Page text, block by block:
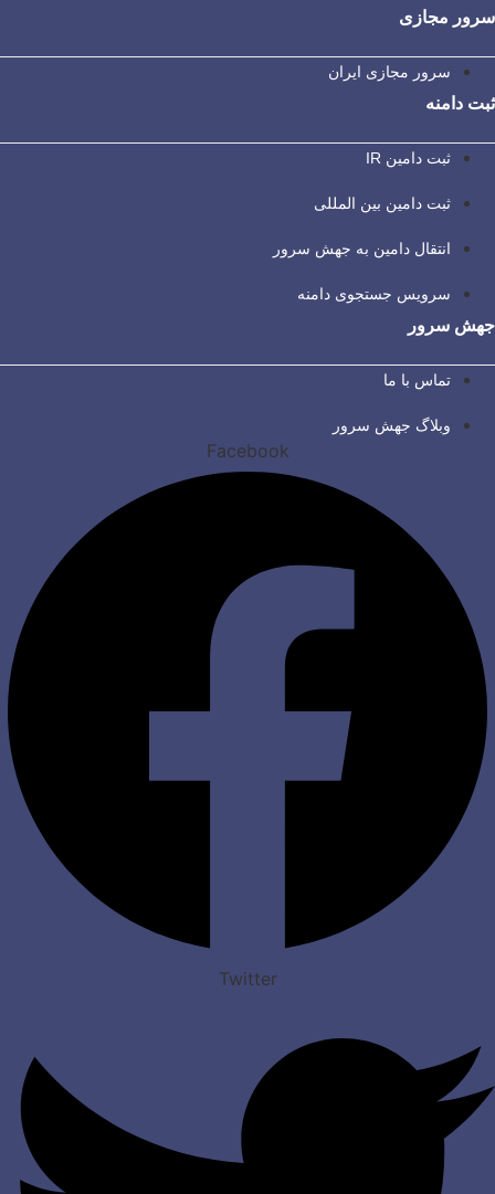
سرور مجازی
سرور مجازی ایران
ثبت دامنه
ثبت دامین IR
ثبت دامین بین المللی
انتقال دامین به جهش سرور
سرویس جستجوی دامنه
جهش سرور
تماس با ما
وبلاگ جهش سرور
Facebook
Twitter